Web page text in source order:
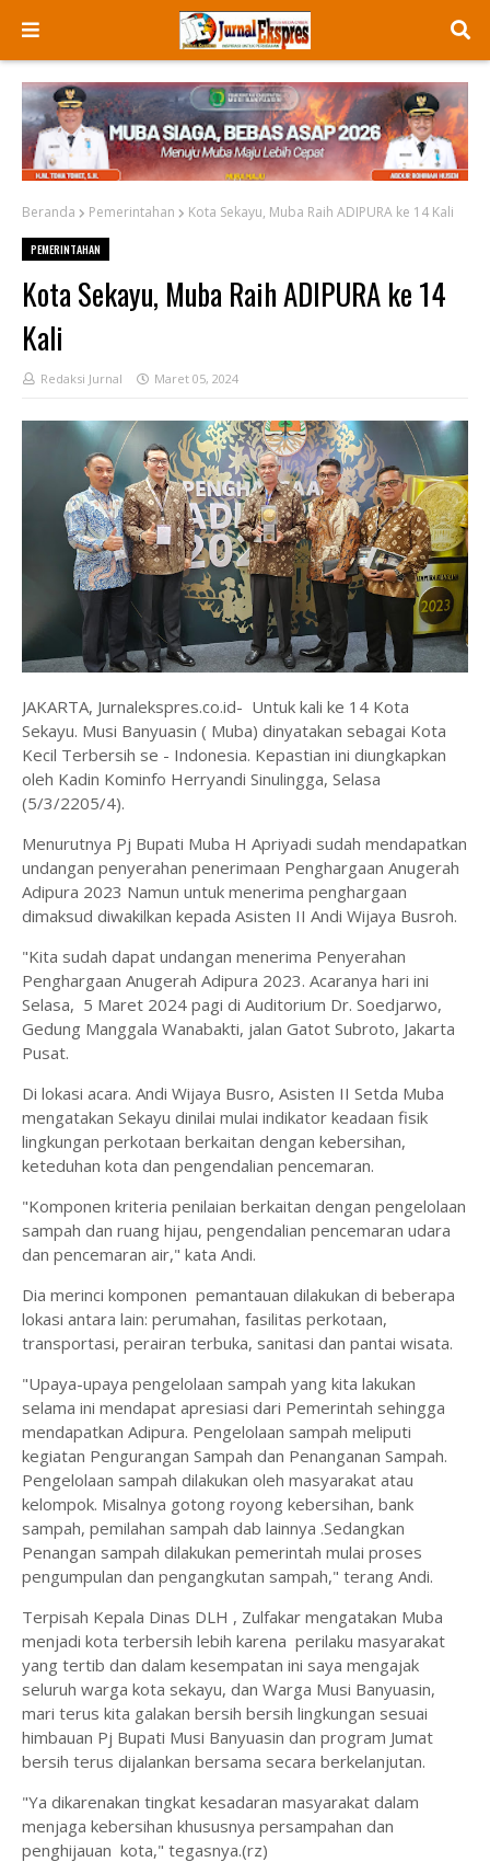
Beranda Pemerintahan Kota Sekayu, Muba Raih ADIPURA ke 14 Kali
PEMERINTAHAN
Kota Sekayu, Muba Raih ADIPURA ke 14
Kali
Redaksi Jurnal Maret 05, 2024
JAKARTA, Jurnalekspres.co.id- Untuk kali ke 14 Kota
Sekayu. Musi Banyuasin ( Muba) dinyatakan sebagai Kota
Kecil Terbersih se - Indonesia. Kepastian ini diungkapkan
oleh Kadin Kominfo Herryandi Sinulingga, Selasa
(5/3/2205/4).
Menurutnya Pj Bupati Muba H Apriyadi sudah mendapatkan
undangan penyerahan penerimaan Penghargaan Anugerah
Adipura 2023 Namun untuk menerima penghargaan
dimaksud diwakilkan kepada Asisten II Andi Wijaya Busroh.
"Kita sudah dapat undangan menerima Penyerahan
Penghargaan Anugerah Adipura 2023. Acaranya hari ini
Selasa, 5 Maret 2024 pagi di Auditorium Dr. Soedjarwo,
Gedung Manggala Wanabakti, jalan Gatot Subroto, Jakarta
Pusat.
Di lokasi acara. Andi Wijaya Busro, Asisten II Setda Muba
mengatakan Sekayu dinilai mulai indikator keadaan fisik
lingkungan perkotaan berkaitan dengan kebersihan,
keteduhan kota dan pengendalian pencemaran.
"Komponen kriteria penilaian berkaitan dengan pengelolaan
sampah dan ruang hijau, pengendalian pencemaran udara
dan pencemaran air," kata Andi.
Dia merinci komponen pemantauan dilakukan di beberapa
lokasi antara lain: perumahan, fasilitas perkotaan,
transportasi, perairan terbuka, sanitasi dan pantai wisata.
"Upaya-upaya pengelolaan sampah yang kita lakukan
selama ini mendapat apresiasi dari Pemerintah sehingga
mendapatkan Adipura. Pengelolaan sampah meliputi
kegiatan Pengurangan Sampah dan Penanganan Sampah.
Pengelolaan sampah dilakukan oleh masyarakat atau
kelompok. Misalnya gotong royong kebersihan, bank
sampah, pemilahan sampah dab lainnya .Sedangkan
Penangan sampah dilakukan pemerintah mulai proses
pengumpulan dan pengangkutan sampah," terang Andi.
Terpisah Kepala Dinas DLH , Zulfakar mengatakan Muba
menjadi kota terbersih lebih karena perilaku masyarakat
yang tertib dan dalam kesempatan ini saya mengajak
seluruh warga kota sekayu, dan Warga Musi Banyuasin,
mari terus kita galakan bersih bersih lingkungan sesuai
himbauan Pj Bupati Musi Banyuasin dan program Jumat
bersih terus dijalankan bersama secara berkelanjutan.
"Ya dikarenakan tingkat kesadaran masyarakat dalam
menjaga kebersihan khususnya persampahan dan
penghijauan kota," tegasnya.(rz)